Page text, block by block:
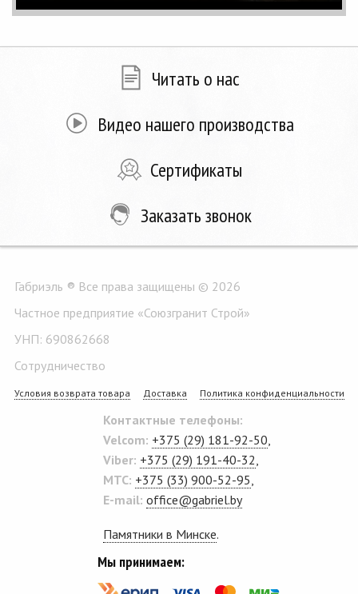
Читать о нас
Видео нашего производства
Сертификаты
Заказать звонок
Габриэль ® Все права защищены © 2026
Частное предприятие «Союзгранит Строй»
УНП: 690862668
Сотрудничество
Условия возврата товара Доставка Политика конфиденциальности
Контактные телефоны:
Velcom: +375 (29) 181-92-50
Viber: +375 (29) 191-40-32
MTC: +375 (33) 900-52-95
E-mail: office@gabriel.by
Памятники в Минске.
Мы принимаем: